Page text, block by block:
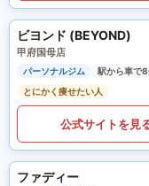
ビヨンド (BEYOND)
甲府国母店
パーソナルジム
駅から車で
とにかく痩せたい人
公式サイトを見
ファディー